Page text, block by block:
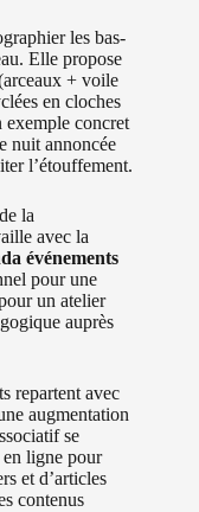
les bas-
Elle propose
+ voile
en cloches
exemple concret
nuit annoncée
l’étouffement.
la
avec la
événements
pour une
un atelier
auprès
repartent avec
augmentation
se
en ligne pour
et d’articles
contenus